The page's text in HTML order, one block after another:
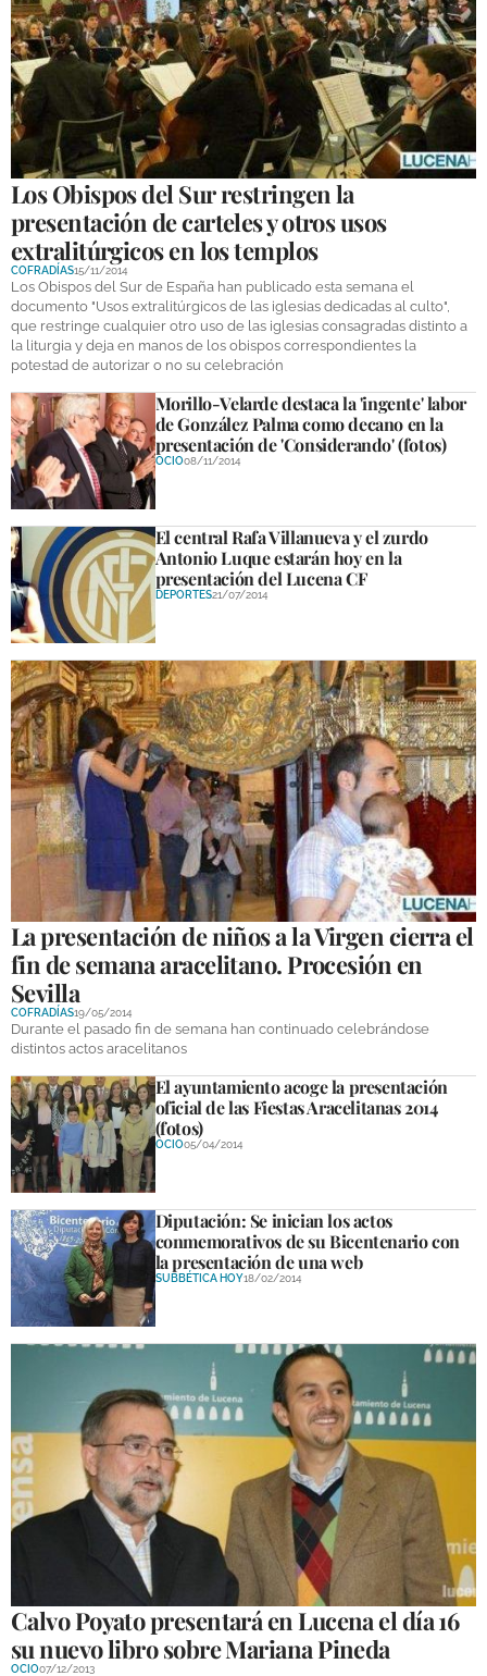
Los Obispos del Sur restringen la
presentación de carteles y otros usos
extralitúrgicos en los templos
COFRADÍAS15/11/2014
Los Obispos del Sur de España han publicado esta semana el
documento "Usos extralitúrgicos de las iglesias dedicadas al culto",
que restringe cualquier otro uso de las iglesias consagradas distinto a
la liturgia y deja en manos de los obispos correspondientes la
potestad de autorizar o no su celebración
Morillo-Velarde destaca la 'ingente' labor
de González Palma como decano en la
presentación de 'Considerando' (fotos)
OCIO08/11/2014
El central Rafa Villanueva y el zurdo
Antonio Luque estarán hoy en la
presentación del Lucena CF
DEPORTES21/07/2014
La presentación de niños a la Virgen cierra el
fin de semana aracelitano. Procesión en
Sevilla
COFRADÍAS19/05/2014
Durante el pasado fin de semana han continuado celebrándose
distintos actos aracelitanos
El ayuntamiento acoge la presentación
oficial de las Fiestas Aracelitanas 2014
(fotos)
OCIO05/04/2014
Diputación: Se inician los actos
conmemorativos de su Bicentenario con
la presentación de una web
SUBBÉTICA HOY18/02/2014
Calvo Poyato presentará en Lucena el día 16
su nuevo libro sobre Mariana Pineda
OCIO07/12/2013